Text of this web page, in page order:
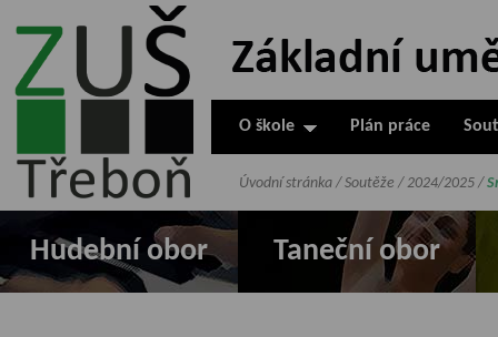
ZUŠ Třeboň -
Základní
umělecká škola
O škole Plán práce
Hudební obor Taneční obor
Úvodní stránka / Soutěže / 2024/2025 /